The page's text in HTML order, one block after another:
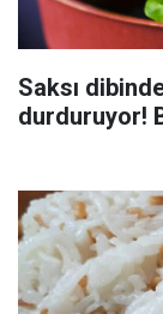
Saksı
durduruyor!